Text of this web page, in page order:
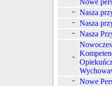
Nowe
Nasza
Nasza
Nasza
Nowe